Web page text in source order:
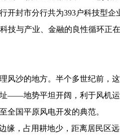
封市分行共为393户科技型企
技与产业、金融的良性循环正
沙的地方。半个多世纪前，这
——地势平坦开阔，利于风机
全国平原风电开发的典范。
，占用耕地少，距离居民区